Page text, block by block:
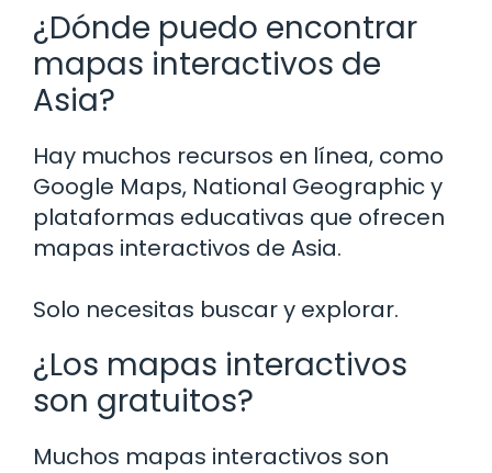
¿Dónde puedo encontrar
mapas interactivos de
Asia?
Hay muchos recursos en línea, como
Google Maps, National Geographic y
plataformas educativas que ofrecen
mapas interactivos de Asia.
Solo necesitas buscar y explorar.
¿Los mapas interactivos
son gratuitos?
Muchos mapas interactivos son